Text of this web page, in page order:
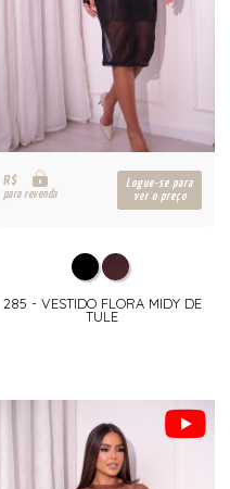
R$
para revenda
Logue-se para
ver o preço
285 - VESTIDO FLORA MIDY DE
TULE